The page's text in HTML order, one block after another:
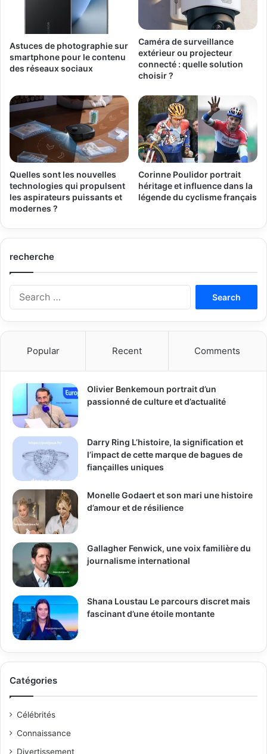
Astuces de photographie sur
smartphone pour le contenu
des réseaux sociaux
Caméra de surveillance
extérieur ou projecteur
connecté : quelle solution
choisir ?
Quelles sont les nouvelles
technologies qui propulsent
les aspirateurs puissants et
modernes ?
Corinne Poulidor portrait
héritage et influence dans la
légende du cyclisme français
recherche
Popular Recent Comments
Olivier Benkemoun portrait d’un
passionné de culture et d’actualité
Darry Ring L’histoire, la signification et
l’impact de cette marque de bagues de
fiançailles uniques
Monelle Godaert et son mari une histoire
d’amour et de résilience
Gallagher Fenwick, une voix familière du
journalisme international
Shana Loustau Le parcours discret mais
fascinant d’une étoile montante
Catégories
Célébrités
Connaissance
Divertissement